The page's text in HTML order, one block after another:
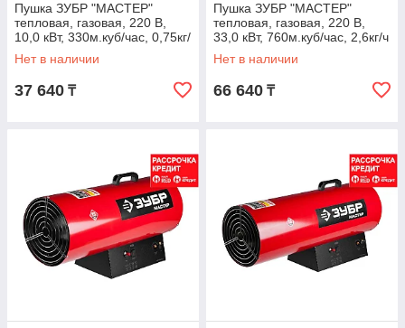
Пушка ЗУБР "МАСТЕР"
тепловая, газовая, 220 В,
10,0 кВт, 330м.куб/час, 0,75кг/
ч (ТПГ-10000_М2)
Нет в наличии
37 640 ₸
Пушка ЗУБР "МАСТЕР"
тепловая, газовая, 220 В,
33,0 кВт, 760м.куб/час, 2,6кг/ч
(ТПГ-33000_М2)
Нет в наличии
66 640 ₸